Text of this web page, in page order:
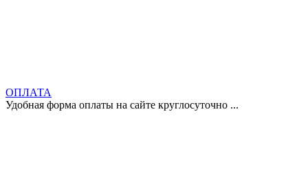
ОПЛАТА
Удобная форма оплаты на сайте круглосуточно ...